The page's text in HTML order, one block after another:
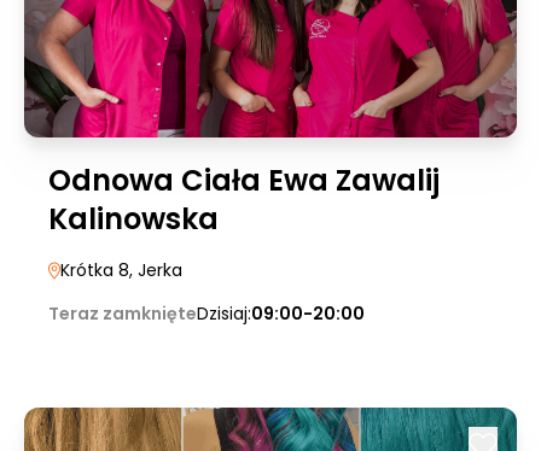
Odnowa Ciała Ewa Zawalij
Kalinowska
Krótka 8, Jerka
Teraz zamknięteDzisiaj:09:00-20:00